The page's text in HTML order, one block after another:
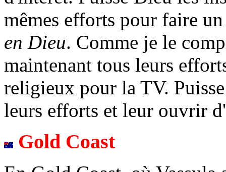
mêmes efforts pour faire
en Dieu. Comme je le
maintenant tous leurs
religieux pour la TV.
leurs efforts et leur ouvrir
Gold Coast